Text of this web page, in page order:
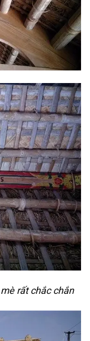
rất chắc chắn